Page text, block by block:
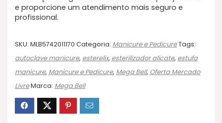
e proporcione um atendimento mais seguro e
profissional.
SKU: MLB5742011170 Categoria: Manicure e PedicureTags:
autoclave manicure, esterelix, esterilizador alicate, estufa
manicure, Manicure e Pedicure, Mega Bell, Oferta Mercado
LivreMarca: Mega Bell